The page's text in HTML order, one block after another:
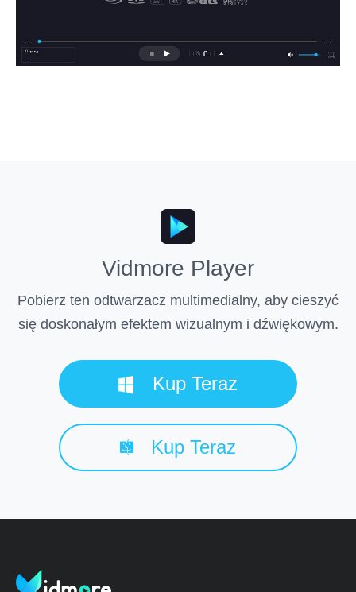
Vidmore Player
Pobierz ten odtwarzacz multimedialny, aby cieszyć
się doskonałym efektem wizualnym i dźwiękowym.
Kup Teraz
Kup Teraz